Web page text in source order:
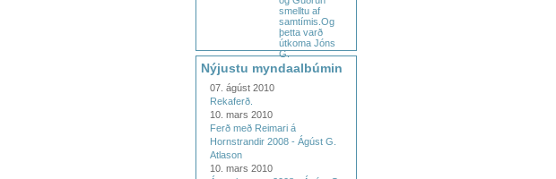
Nýjustu myndaalbúmin
07. ágúst 2010
Rekaferð.
10. mars 2010
Ferð með Reimari á
Hornstrandir 2008 - Ágúst G.
Atlason
10. mars 2010